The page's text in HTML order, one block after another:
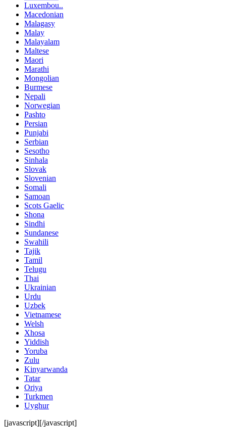
Luxembou..
Macedonian
Malagasy
Malay
Malayalam
Maltese
Maori
Marathi
Mongolian
Burmese
Nepali
Norwegian
Pashto
Persian
Punjabi
Serbian
Sesotho
Sinhala
Slovak
Slovenian
Somali
Samoan
Scots Gaelic
Shona
Sindhi
Sundanese
Swahili
Tajik
Tamil
Telugu
Thai
Ukrainian
Urdu
Uzbek
Vietnamese
Welsh
Xhosa
Yiddish
Yoruba
Zulu
Kinyarwanda
Tatar
Oriya
Turkmen
Uyghur
[javascript][/javascript]